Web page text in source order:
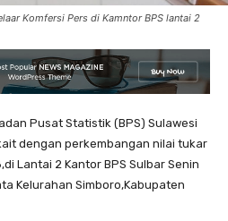
Komfersi Pers di Kamntor BPS lantai 2
Pusat Statistik (BPS) Sulawesi
dengan perkembangan nilai tukar
Lantai 2 Kantor BPS Sulbar Senin
Kelurahan Simboro,Kabupaten